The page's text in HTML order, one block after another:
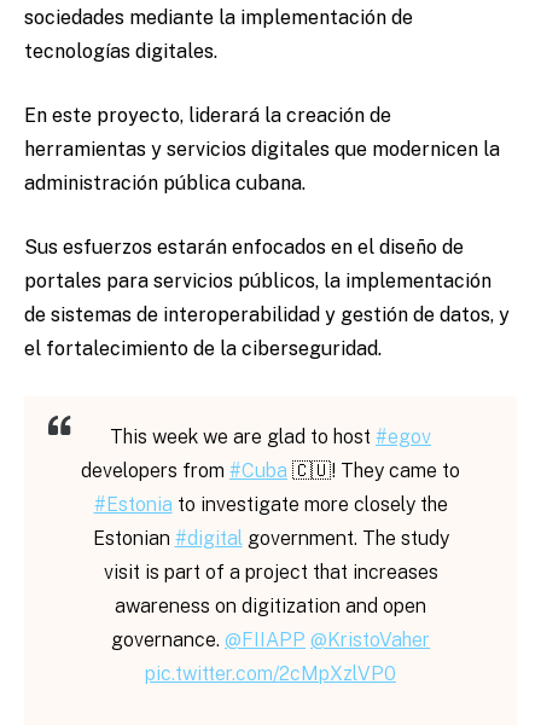
sociedades mediante la implementación de
tecnologías digitales.
En este proyecto, liderará la creación de
herramientas y servicios digitales que modernicen la
administración pública cubana.
Sus esfuerzos estarán enfocados en el diseño de
portales para servicios públicos, la implementación
de sistemas de interoperabilidad y gestión de datos, y
el fortalecimiento de la ciberseguridad.
This week we are glad to host #egov
developers from #Cuba 🇨🇺! They came to
#Estonia to investigate more closely the
Estonian #digitalgovernment. The study
visit is part of a project that increases
awareness on digitization and open
governance. @FIIAPP @KristoVaher
pic.twitter.com/2cMpXzlVP0